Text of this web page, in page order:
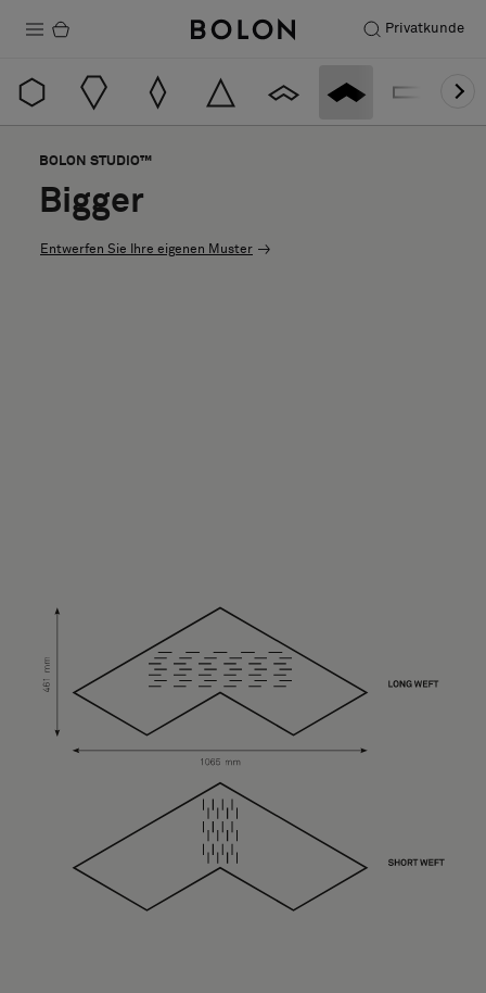
Privatkunde
Produkte
Nachhaltigkeit
Installation
BOLON STUDIO™
Bigger
Entwerfen Sie Ihre eigenen Muster